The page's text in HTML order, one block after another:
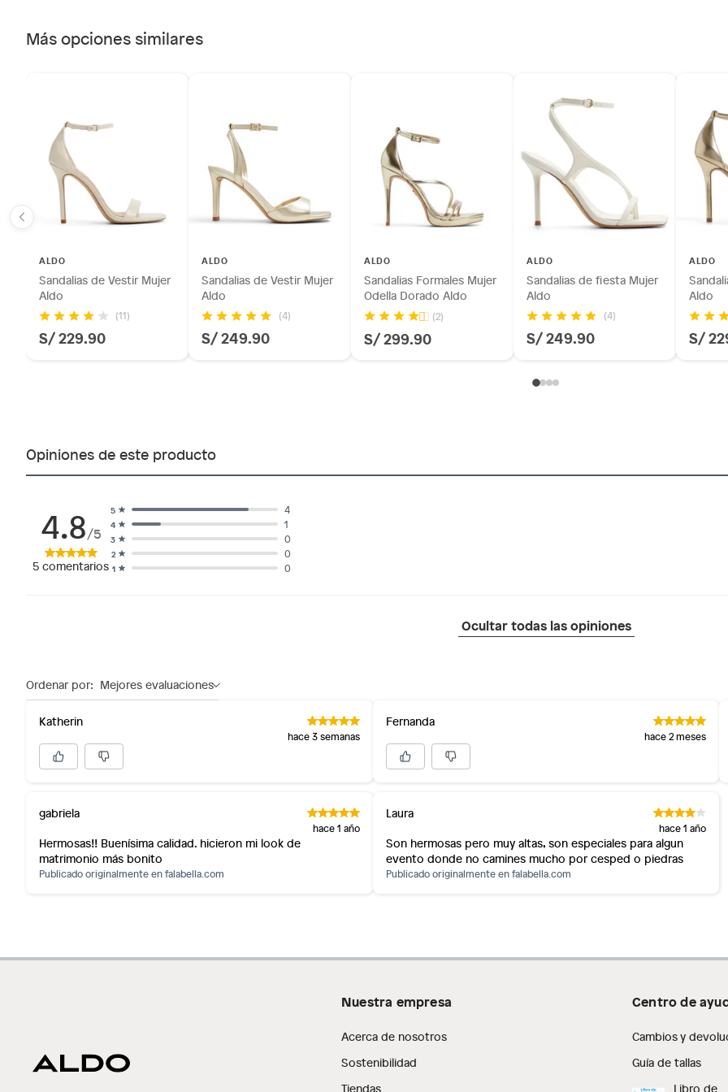
Marca: Aldo
Más opciones similares
ALDO
Sandalias de Vestir Mujer
Aldo
(11)
S/ 229.90
ALDO
Sandalias de Vestir Mujer
Aldo
(4)
S/ 249.90
ALDO
Sandalias Formales Mujer
Odella Dorado Aldo
(2)
S/ 299.90
ALDO
Sandalias de fiesta Mujer
Aldo
(4)
S/ 249.90
ALDO
Aldo
S/
Opiniones de este producto
4.8/5
5 comentarios 1 0
2 0
3 0
4 1
5 4
Ocultar todas las opiniones
Ordenar por: Mejores evaluaciones
Katherin
hace 3 semanas
gabriela
hace 1 año
Hermosas!! Buenísima calidad. hicieron mi look de
matrimonio más bonito
Publicado originalmente enfalabella.com
Fernanda
hace 2 meses
Laura
hace 1 año
Son hermosas pero muy altas, son especiales para algun
evento donde no camines mucho por cesped o piedras
Publicado originalmente enfalabella.com
Nuestra empresa
Acerca de nosotros
Sostenibilidad
Tiendas
Centro de
Cambios y
Guía de tallas
Libro de